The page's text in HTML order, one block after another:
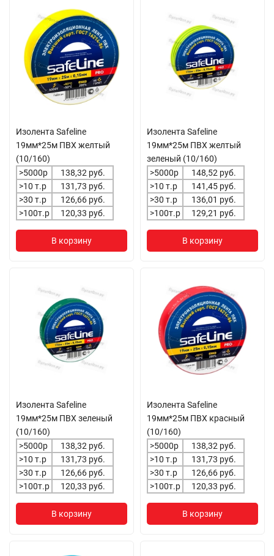
Изолента Safeline
19мм*25м ПВХ желтый
(10/160)
>5000р
138,32 руб.
>10 т.р
131,73 руб.
>30 т.р
126,66 руб.
>100т.р
120,33 руб.
В корзину
Изолента Safeline
19мм*25м ПВХ желтый
зеленый (10/160)
>5000р
148,52 руб.
>10 т.р
141,45 руб.
>30 т.р
136,01 руб.
>100т.р
129,21 руб.
В корзину
Изолента Safeline
19мм*25м ПВХ зеленый
(10/160)
>5000р
138,32 руб.
>10 т.р
131,73 руб.
>30 т.р
126,66 руб.
>100т.р
120,33 руб.
В корзину
Изолента Safeline
19мм*25м ПВХ красный
(10/160)
>5000р
138,32 руб.
>10 т.р
131,73 руб.
>30 т.р
126,66 руб.
>100т.р
120,33 руб.
В корзину